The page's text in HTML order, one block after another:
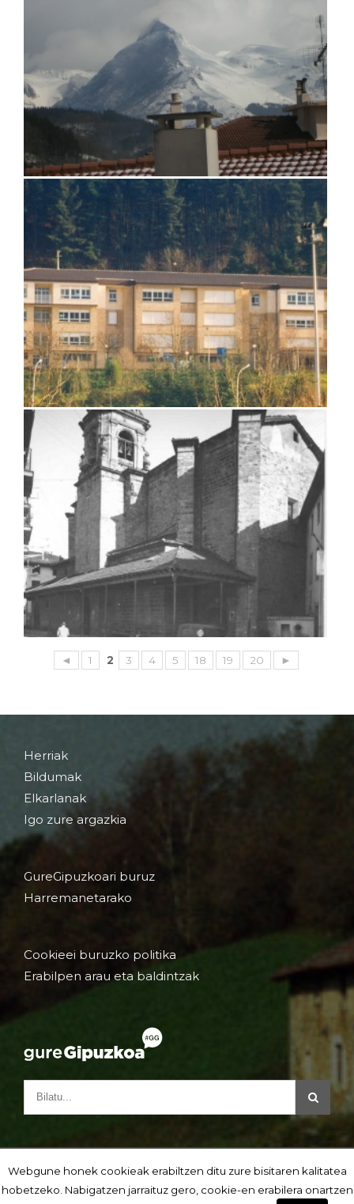
◄ 1 2 3 4 5 18 19 20 ►
Herriak
Bildumak
Elkarlanak
Igo zure argazkia
GureGipuzkoari buruz
Harremanetarako
Cookieei buruzko politika
Erabilpen arau eta baldintzak
Webgune honek cookieak erabiltzen ditu zure bisitaren kalitatea
hobetzeko. Nabigatzen jarraituz gero, cookie-en erabilera onartzen